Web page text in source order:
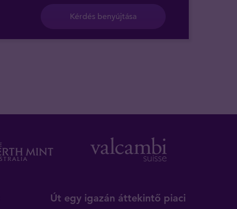
Kérdés benyújtása
Út egy igazán áttekintő piaci